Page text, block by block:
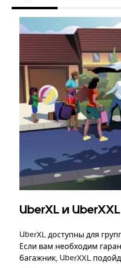
UberXL и UberXXL
UberXL доступны для
Если вам необходим
багажник, UberXXL